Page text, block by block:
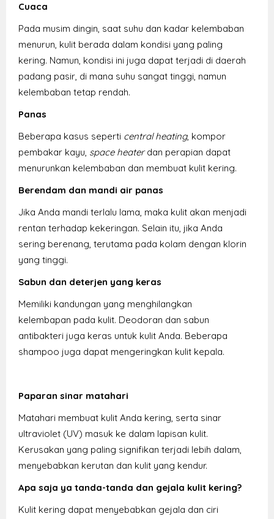
Cuaca
Pada musim dingin, saat suhu dan kadar kelembaban
menurun, kulit berada dalam kondisi yang paling
kering. Namun, kondisi ini juga dapat terjadi di daerah
padang pasir, di mana suhu sangat tinggi, namun
kelembaban tetap rendah.
Panas
Beberapa kasus seperti central heating, kompor
pembakar kayu, space heaterdan perapian dapat
menurunkan kelembaban dan membuat kulit kering.
Berendam dan mandi air panas
Jika Anda mandi terlalu lama, maka kulit akan menjadi
rentan terhadap kekeringan. Selain itu, jika Anda
sering berenang, terutama pada kolam dengan klorin
yang tinggi.
Sabun dan deterjen yang keras
Memiliki kandungan yang menghilangkan
kelembapan pada kulit. Deodoran dan sabun
antibakteri juga keras untuk kulit Anda. Beberapa
shampoo juga dapat mengeringkan kulit kepala.
Paparan sinar matahari
Matahari membuat kulit Anda kering, serta sinar
ultraviolet (UV) masuk ke dalam lapisan kulit.
Kerusakan yang paling signifikan terjadi lebih dalam,
menyebabkan kerutan dan kulit yang kendur.
Apa saja ya tanda-tanda dan gejala kulit kering?
Kulit kering dapat menyebabkan gejala dan ciri